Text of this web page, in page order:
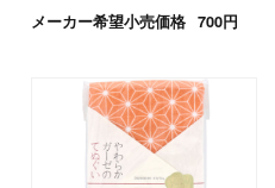
メーカー希望小売価格 700円